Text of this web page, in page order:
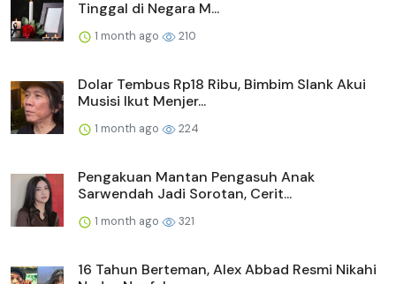
Tinggal di Negara M...
1 month ago 210
Dolar Tembus Rp18 Ribu, Bimbim Slank Akui
Musisi Ikut Menjer...
1 month ago 224
Pengakuan Mantan Pengasuh Anak
Sarwendah Jadi Sorotan, Cerit...
1 month ago 321
16 Tahun Berteman, Alex Abbad Resmi Nikahi